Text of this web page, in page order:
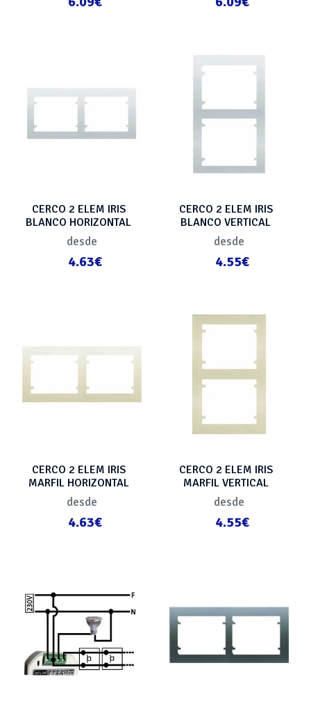
CERCO 2 ELEM IRIS
BLANCO HORIZONTAL
desde
4.63€
CERCO 2 ELEM IRIS
BLANCO VERTICAL
desde
4.55€
CERCO 2 ELEM IRIS
MARFIL HORIZONTAL
desde
4.63€
CERCO 2 ELEM IRIS
MARFIL VERTICAL
desde
4.55€